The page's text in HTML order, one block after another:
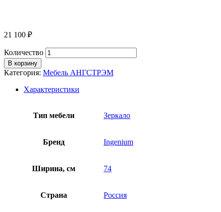
21 100 ₽
Количество
В корзину
Категория: Мебель АНГСТРЭМ
Характеристики
Тип мебели Зеркало
Бренд Ingenium
Ширина, см 74
Страна Россия